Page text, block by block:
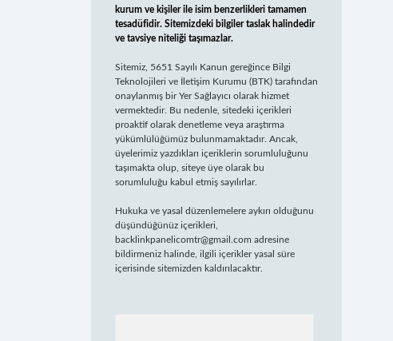
kurum ve kişiler ile isim benzerlikleri tamamen
tesadüfidir. Sitemizdeki bilgiler taslak halindedir
ve tavsiye niteliği taşımazlar.
Sitemiz, 5651 Sayılı Kanun gereğince Bilgi
Teknolojileri ve İletişim Kurumu (BTK) tarafından
onaylanmış bir Yer Sağlayıcı olarak hizmet
vermektedir. Bu nedenle, sitedeki içerikleri
proaktif olarak denetleme veya araştırma
yükümlülüğümüz bulunmamaktadır. Ancak,
üyelerimiz yazdıkları içeriklerin sorumluluğunu
taşımakta olup, siteye üye olarak bu
sorumluluğu kabul etmiş sayılırlar.
Hukuka ve yasal düzenlemelere aykırı olduğunu
düşündüğünüz içerikleri,
backlinkpanelicomtr@gmail.com adresine
bildirmeniz halinde, ilgili içerikler yasal süre
içerisinde sitemizden kaldırılacaktır.